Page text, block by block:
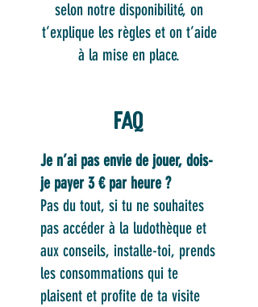
selon notre disponibilité, on
t’explique les règles et on t’aide
à la mise en place.
FAQ
Je n’ai pas envie de jouer, dois-
je payer 3 € par heure ?
Pas du tout, si tu ne souhaites
pas accéder à la ludothèque et
aux conseils, installe-toi, prends
les consommations qui te
plaisent et profite de ta visite